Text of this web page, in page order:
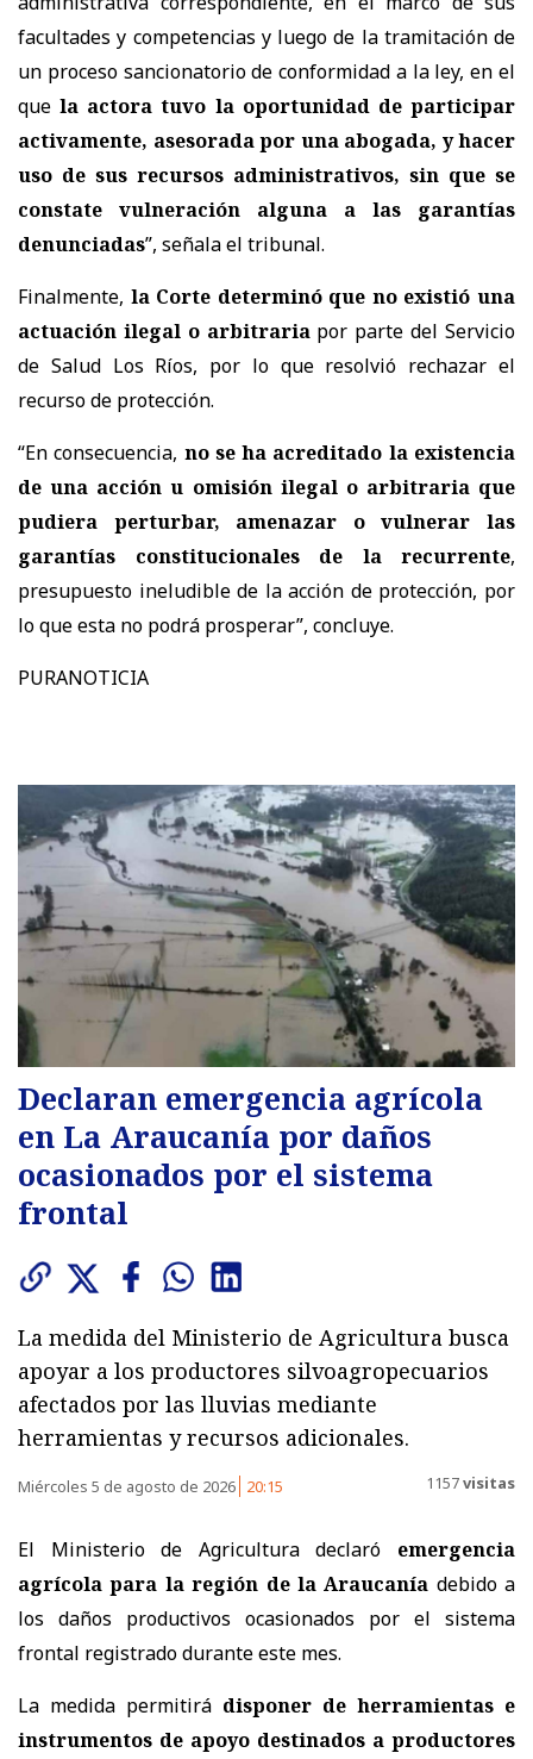
facultades y competencias y luego de la tramitación de
un proceso sancionatorio de conformidad a la ley, en el
que la actora tuvo la oportunidad de participar
activamente, asesorada por una abogada, y hacer
uso de sus recursos administrativos, sin que se
constate vulneración alguna a las garantías
denunciadas”, señala el tribunal.
Finalmente, la Corte determinó que no existió una
actuación ilegal o arbitrariapor parte del Servicio
de Salud Los Ríos, por lo que resolvió rechazar el
recurso de protección.
“En consecuencia, no se ha acreditado la existencia
de una acción u omisión ilegal o arbitraria que
pudiera perturbar, amenazar o vulnerar las
garantías constitucionales de la recurrente,
presupuesto ineludible de la acción de protección, por
lo que esta no podrá prosperar”, concluye.
PURANOTICIA
Declaran emergencia agrícola
en La Araucanía por daños
ocasionados por el sistema
frontal
La medida del Ministerio de Agricultura busca
apoyar a los productores silvoagropecuarios
afectados por las lluvias mediante
herramientas y recursos adicionales.
Miércoles 5 de agosto de 2026 20:15 1157visitas
El Ministerio de Agricultura declaró emergencia
agrícola para la región de la Araucanía debido a
los daños productivos ocasionados por el sistema
frontal registrado durante este mes.
La medida permitirá disponer de herramientas e
instrumentos de apoyo destinados a productores